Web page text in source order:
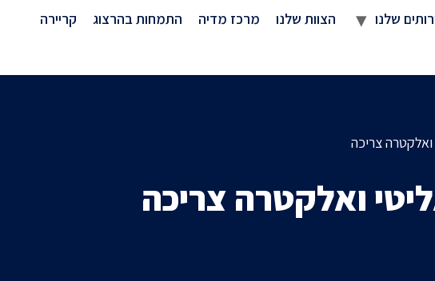
שלנו הצוות שלנו מרכז מדיה התמחות בהרצוג קריירה
ואלקטרה צריכה
ואלקטרה צריכה